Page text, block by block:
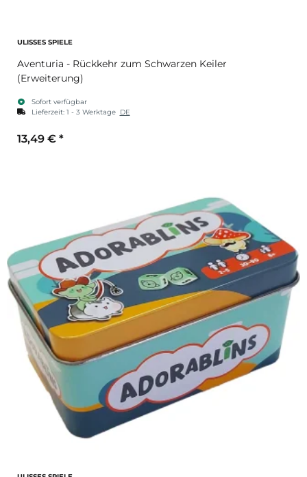
ULISSES SPIELE
Aventuria - Rückkehr zum Schwarzen Keiler
(Erweiterung)
Sofort verfügbar
Lieferzeit: 1 - 3 Werktage DE
13,49 € *